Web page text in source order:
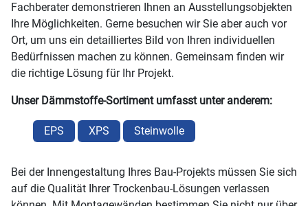
Fachberater demonstrieren Ihnen an Ausstellungsobjekten
Ihre Möglichkeiten. Gerne besuchen wir Sie aber auch vor
Ort, um uns ein detailliertes Bild von Ihren individuellen
Bedürfnissen machen zu können. Gemeinsam finden wir
die richtige Lösung für Ihr Projekt.
Unser Dämmstoffe-Sortiment umfasst unter anderem:
EPS XPS Steinwolle
Bei der Innengestaltung Ihres Bau-Projekts müssen Sie sich
auf die Qualität Ihrer Trockenbau-Lösungen verlassen